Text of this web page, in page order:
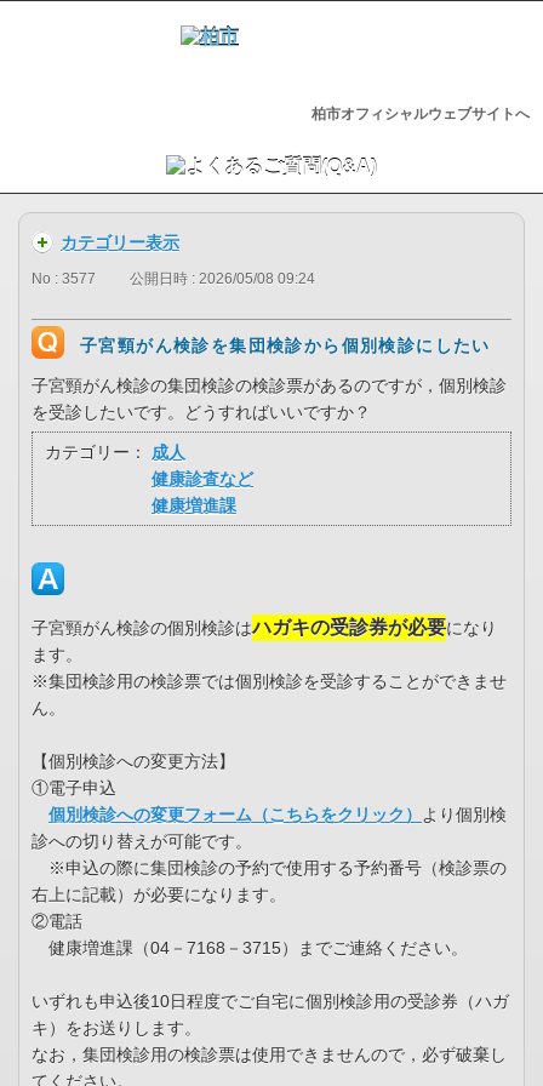
柏市オフィシャルウェブサイトへ
カテゴリー表示
No : 3577 公開日時 : 2026/05/08 09:24
子宮頸がん検診を集団検診から個別検診にしたい
子宮頸がん検診の集団検診の検診票があるのですが，個別検診
を受診したいです。どうすればいいですか？
カテゴリー：
成人
健康診査など
健康増進課
子宮頸がん検診の個別検診はハガキの受診券が必要になり
ます。
※集団検診用の検診票では個別検診を受診することができませ
ん。
【個別検診への変更方法】
①電子申込
個別検診への変更フォーム（こちらをクリック） より個別検
診への切り替えが可能です。
※申込の際に集団検診の予約で使用する予約番号（検診票の
右上に記載）が必要になります。
②電話
健康増進課（04－7168－3715）までご連絡ください。
いずれも申込後10日程度でご自宅に個別検診用の受診券（ハガ
キ）をお送りします。
なお，集団検診用の検診票は使用できませんので，必ず破棄し
てください。